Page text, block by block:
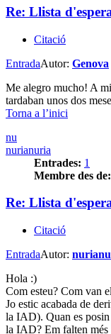
Re: Llista
Citació
EntradaAutor: Genova
Me alegro mucho! A
tardaban unos dos
Torna a l’inici
nu
nurianuria
Entrades: 1
Membre des de:
Re: Llista
Citació
EntradaAutor:
Hola :)
Com esteu? Com van
Jo estic acabada de
la IAD). Quan es posin
la IAD? Em falten més